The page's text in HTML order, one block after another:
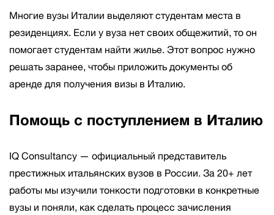
Многие вузы Италии выделяют студентам места в
резиденциях. Если у вуза нет своих общежитий, то он
помогает студентам найти жилье. Этот вопрос нужно
решать заранее, чтобы приложить документы об
аренде для получения визы в Италию.
Помощь с поступлением в Италию
IQ Consultancy — официальный представитель
престижных итальянских вузов в России. За 20+ лет
работы мы изучили тонкости подготовки в конкретные
вузы и поняли, как сделать процесс зачисления